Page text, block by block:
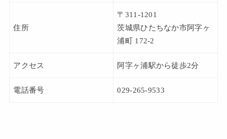
住所
〒311-1201
茨城県ひたちなか市阿字ヶ
浦町 172-2
アクセス 阿字ヶ浦駅から徒歩2分
電話番号 029-265-9533